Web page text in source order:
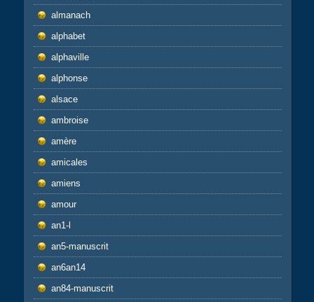
almanach
alphabet
alphaville
alphonse
alsace
ambroise
amère
amicales
amiens
amour
an1-l
an5-manuscrit
an6an14
an84-manuscrit